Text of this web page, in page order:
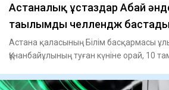
Астаналық ұстаздар Абай
тағылымды челлендж бастады
Астана қаласының Білім басқармасы
Құнанбайұлының туған күніне орай, 10